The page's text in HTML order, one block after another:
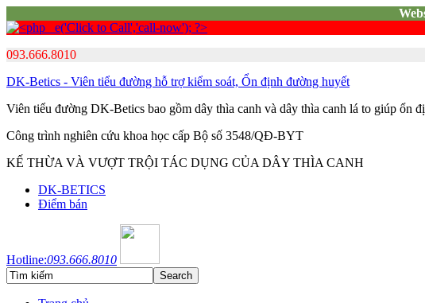
093.666.8010
DK-Betics - Viên tiểu đường hỗ trợ kiểm soát, Ổn định đường huyết
Viên tiểu đường DK-Betics bao gồm dây thìa canh và dây thìa canh lá to giúp ổn
Công trình nghiên cứu khoa học cấp Bộ số 3548/QĐ-BYT
KẾ THỪA VÀ VƯỢT TRỘI TÁC DỤNG CỦA DÂY THÌA CANH
DK-BETICS
Điểm bán
Hotline:093.666.8010